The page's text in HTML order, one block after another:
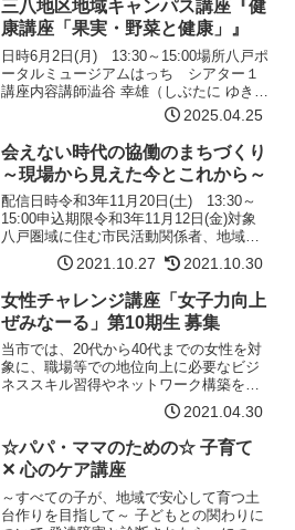
三八地区地域キャンパス講座『健
康講座「果実・野菜と健康」』
日時6月2日(月) 13:30～15:00場所八戸ポ
ータルミュージアムはっち シアター１
講座内容講師澁谷 幸雄（しぶたに ゆき
お）／ 澁谷種苗店 代表取締役内容詳細
生物共通の細胞から見た人と植物の健康
野菜の重要性 現代の現実食とこれから…
【詳細はコチラ】
2025.04.25
会えない時代の協働のまちづくり
～現場から見えた今とこれから～
配信日時令和3年11月20日(土) 13:30～
15:00申込期限令和3年11月12日(金)対象
八戸圏域に住む市民活動関係者、地域コ
ミュニティ活動関係者、まちづくりに興
味がある方、どなたでも参加OK【こんな
方にオススメです！】 コロナ禍で思…
【詳細はコチラ】
2021.10.27 2021.10.30
女性チャレンジ講座「女子力向上
ぜみなーる」第10期生 募集
当市では、20代から40代までの女性を対
象に、職場等での地位向上に必要なビジ
ネススキル習得やネットワーク構築を目
的とした講座を開催しております。この
たび、第10期生を次のとおり募集いたし
ますので、従業員の皆様の参加について
御検討くださいます…【詳細はコチラ】
2021.04.30
☆パパ・ママのための☆ 子育て
✕ 心のケア講座
～すべての子が、地域で安心して育つ土
台作りを目指して～ 子どもとの関わりに